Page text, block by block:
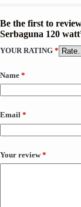
Be the first to
Serbaguna 120
YOUR RATING *
Name *
Email *
Your review*